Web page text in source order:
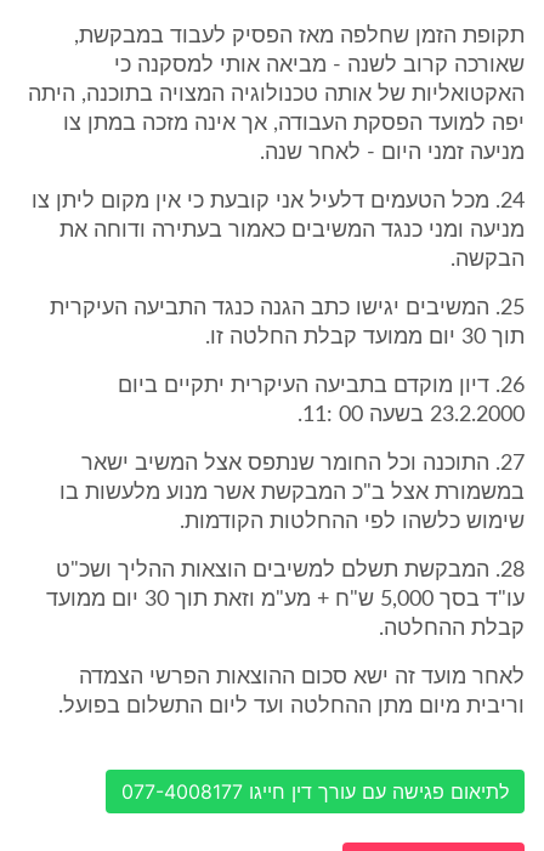
תקופת הזמן שחלפה מאז הפסיק לעבוד במבקשת,
שאורכה קרוב לשנה - מביאה אותי למסקנה כי
האקטואליות של אותה טכנולוגיה המצויה בתוכנה, היתה
יפה למועד הפסקת העבודה, אך אינה מזכה במתן צו
מניעה זמני היום - לאחר שנה.
24. מכל הטעמים דלעיל אני קובעת כי אין מקום ליתן צו
מניעה ומני כנגד המשיבים כאמור בעתירה ודוחה את
הבקשה.
25. המשיבים יגישו כתב הגנה כנגד התביעה העיקרית
תוך 30 יום ממועד קבלת החלטה זו.
26. דיון מוקדם בתביעה העיקרית יתקיים ביום
23.2.2000 בשעה 00 :11.
27. התוכנה וכל החומר שנתפס אצל המשיב ישאר
במשמורת אצל ב"כ המבקשת אשר מנוע מלעשות בו
שימוש כלשהו לפי ההחלטות הקודמות.
28. המבקשת תשלם למשיבים הוצאות ההליך ושכ"ט
עו"ד בסך 5,000 ש"ח + מע"מ וזאת תוך 30 יום ממועד
קבלת ההחלטה.
לאחר מועד זה ישא סכום ההוצאות הפרשי הצמדה
וריבית מיום מתן ההחלטה ועד ליום התשלום בפועל.
לתיאום פגישה עם עורך דין חייגו 077-4008177